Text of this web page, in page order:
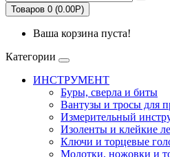
Товаров 0 (0.00Р)
Ваша корзина пуста!
Категории
ИНСТРУМЕНТ
Буры, сверла и биты
Вантузы и тросы для
Измерительный
Изоленты и клейкие
Ключи и торцевые
Молотки, ножовки и